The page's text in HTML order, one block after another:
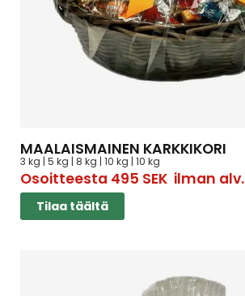
MAALAISMAINEN KARKKIKORI
3 kg | 5 kg | 8 kg | 10 kg | 10 kg
Osoitteesta 495 SEKilman alv.
Tilaa täältä